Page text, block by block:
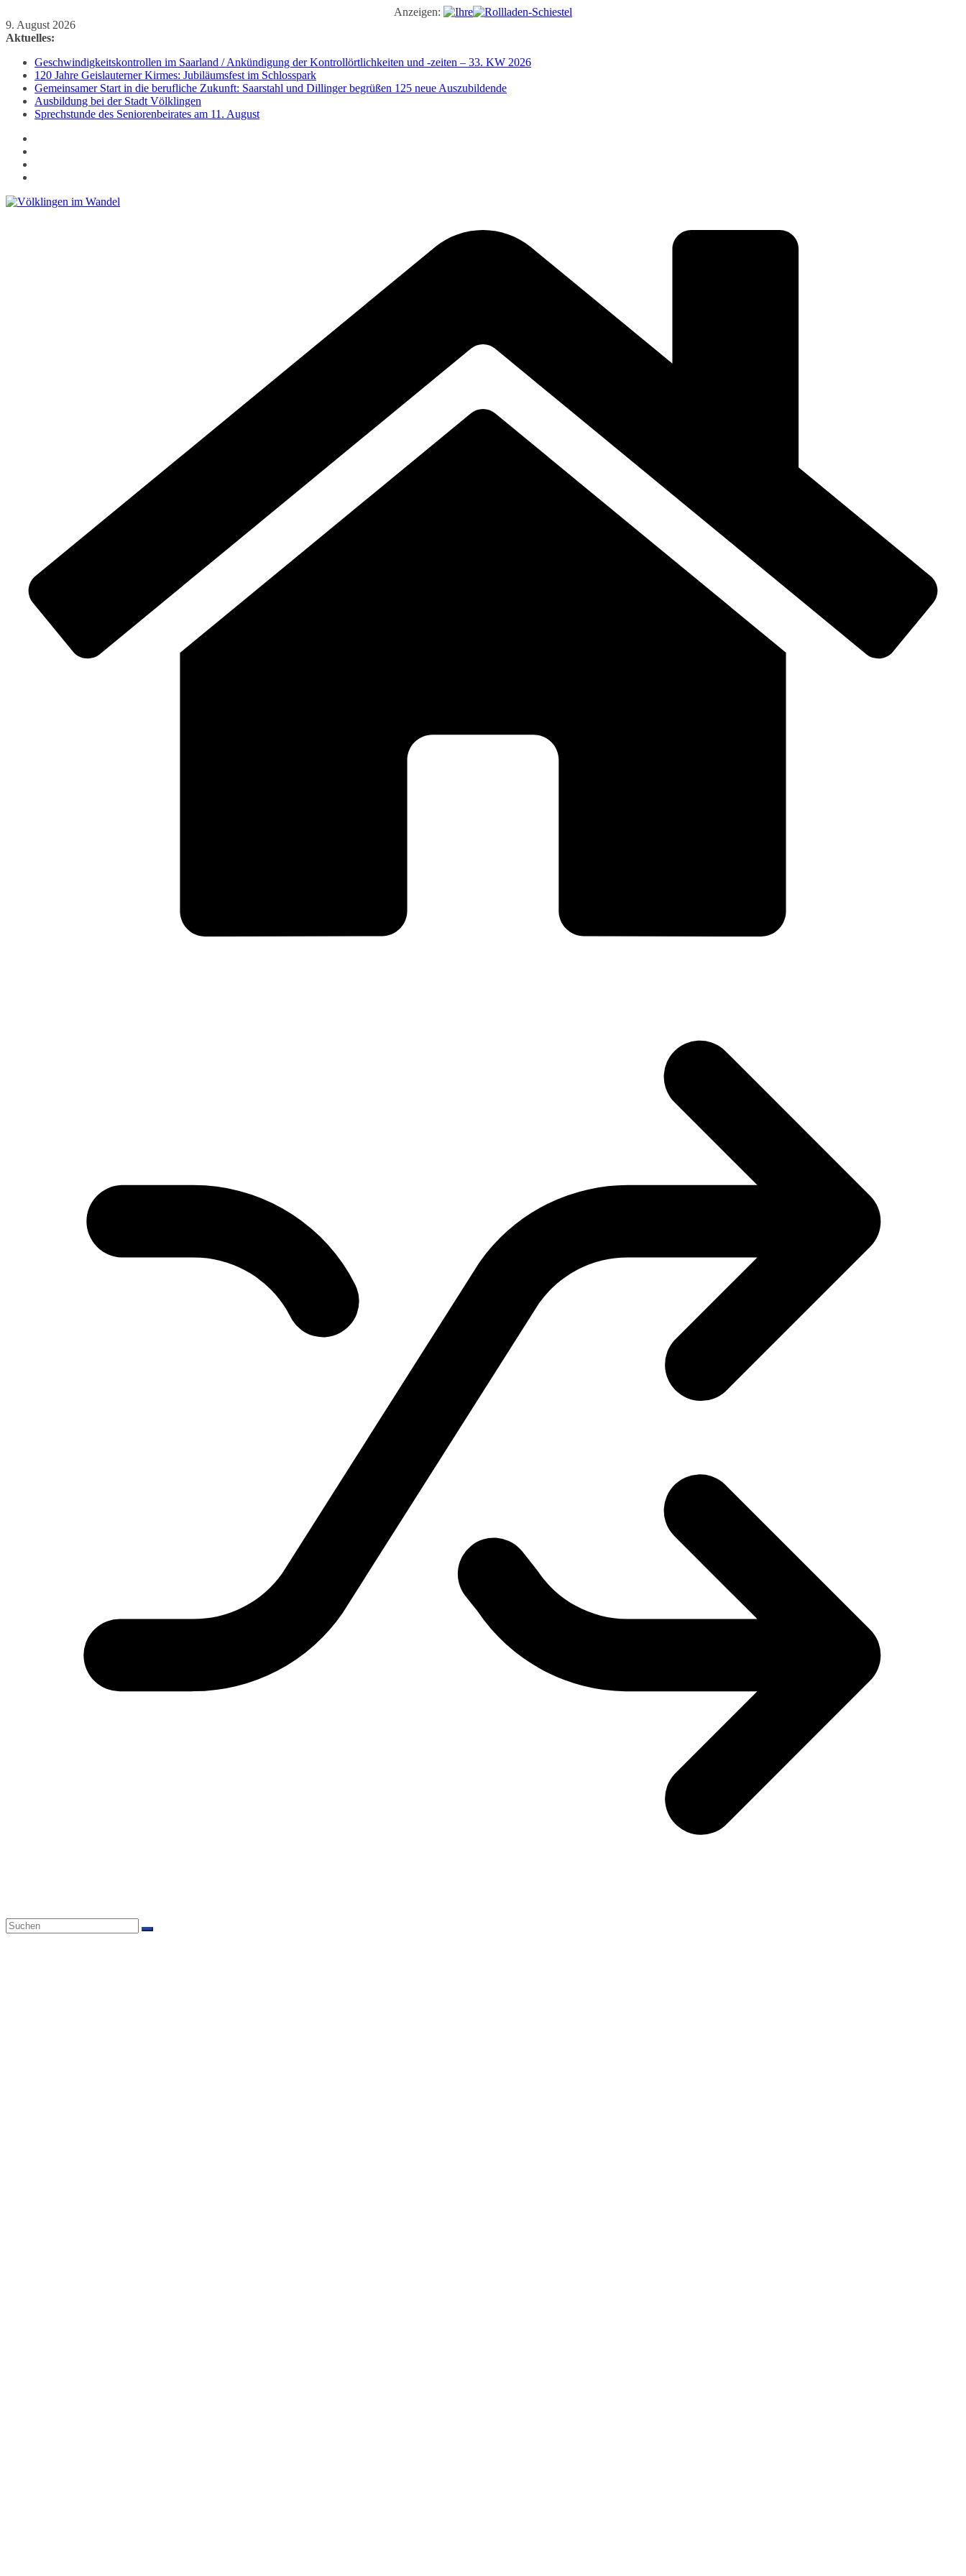
Anzeigen:
Zum
Inhalt
9. August 2026
Aktuelles:
Geschwindigkeitskontrollen im Saarland / Ankündigung der Kontrollörtlichkeiten und -zeiten – 33. KW 2026
120 Jahre Geislauterner Kirmes: Jubiläumsfest im Schlosspark
Gemeinsamer Start in die berufliche Zukunft: Saarstahl und Dillinger begrüßen 125 neue Auszubildende
Ausbildung bei der Stadt Völklingen
Sprechstunde des Seniorenbeirates am 11. August